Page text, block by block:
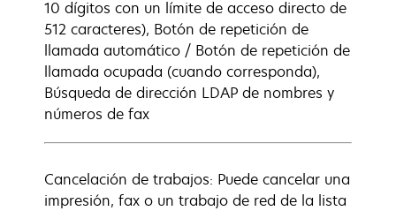
10 dígitos con un límite de acceso directo de
512 caracteres), Botón de repetición de
llamada automático / Botón de repetición de
llamada ocupada (cuando corresponda),
Búsqueda de dirección LDAP de nombres y
números de fax
Cancelación de trabajos: Puede cancelar una
impresión, fax o un trabajo de red de la lista